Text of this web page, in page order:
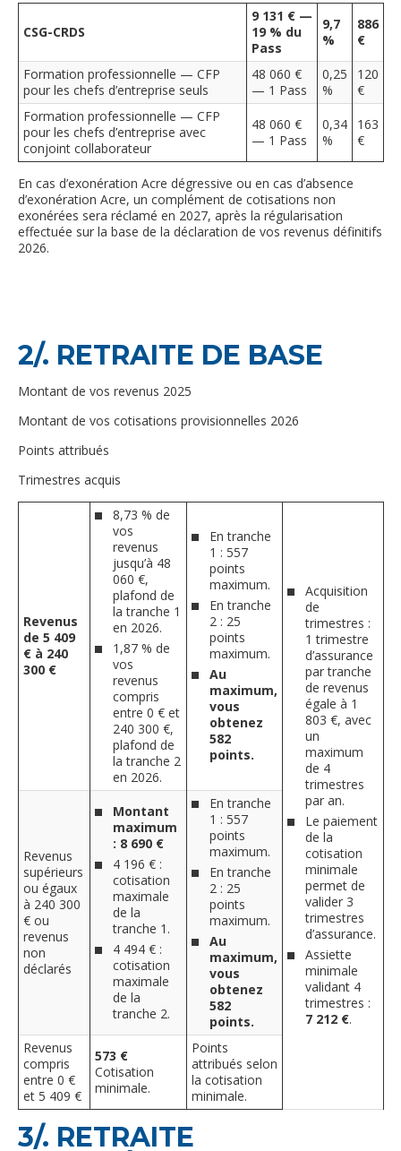
CSG-CRDS
9 131 € —
19 % du
Pass
9,7
%
886
€
Formation professionnelle — CFP
pour les chefs d’entreprise seuls
48 060 €
— 1 Pass
0,25
%
120
€
Formation professionnelle — CFP
pour les chefs d’entreprise avec
conjoint collaborateur
48 060 €
— 1 Pass
0,34
%
163
€
En cas d’exonération Acre dégressive ou en cas d’absence
d’exonération Acre, un complément de cotisations non
exonérées sera réclamé en 2027, après la régularisation
effectuée sur la base de la déclaration de vos revenus définitifs
2026.
2/. RETRAITE DE BASE
Montant de vos revenus 2025
Montant de vos cotisations provisionnelles 2026
Points attribués
Trimestres acquis
Revenus
de 5 409
€ à 240
300 €
8,73 % de
vos
revenus
jusqu’à 48
060 €,
plafond de
la tranche 1
en 2026.
1,87 % de
vos
revenus
compris
entre 0 € et
240 300 €,
plafond de
la tranche 2
en 2026.
En tranche
1 : 557
points
maximum.
En tranche
2 : 25
points
maximum.
Au
maximum,
vous
obtenez
582
points.
Acquisition
de
trimestres :
1 trimestre
d’assurance
par tranche
de revenus
égale à 1
803 €, avec
un
maximum
de 4
trimestres
par an.
Le paiement
de la
cotisation
minimale
permet de
valider 3
trimestres
d’assurance.
Assiette
minimale
validant 4
trimestres :
7 212 €.
Revenus
supérieurs
ou égaux
à 240 300
€ ou
revenus
non
déclarés
Montant
maximum
: 8 690 €
4 196 € :
cotisation
maximale
de la
tranche 1.
4 494 € :
cotisation
maximale
de la
tranche 2.
En tranche
1 : 557
points
maximum.
En tranche
2 : 25
points
maximum.
Au
maximum,
vous
obtenez
582
points.
Revenus
compris
entre 0 €
et 5 409 €
573 €
Cotisation
minimale.
Points
attribués selon
la cotisation
minimale.
3/. RETRAITE